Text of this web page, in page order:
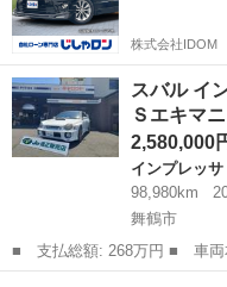
ｏ、ＥＶＣ５クスコ
車高調Ｅ－ＣＯＮ２株式会社IDOM
スバル イ
Ｓエキマ
2,580,000
インプレッサ
98,980km
舞鶴市
■ 支払総額: 268万円 ■ 車両本体価格： 2,580,000 円 ■ メーカー
名： スバル ■ 車種名： イ